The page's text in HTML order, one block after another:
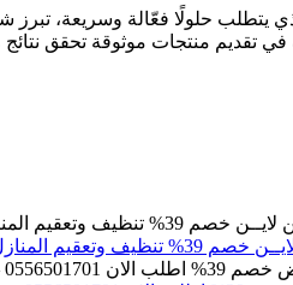
حلولًا فعّالة وسريعة، تبرز
في تقديم منتجات موثوقة تحقق